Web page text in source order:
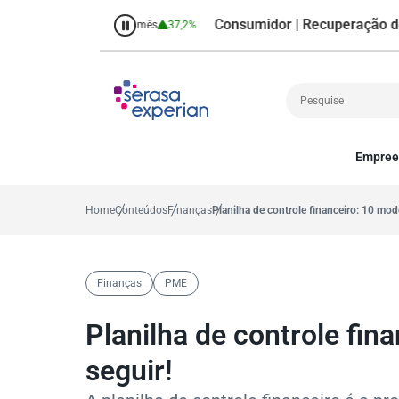
37,2% Consumidor | Recuperação de
Crédito
Marketing
HomeConteúdosFinançasPlanilha de controle financeiro: 10
Finanças PME
Planilha de controle
seguir!